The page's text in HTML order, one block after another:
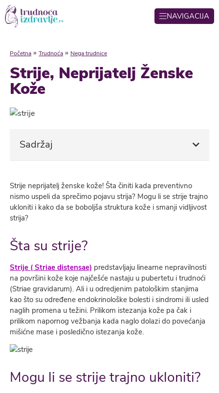
NAVIGACIJA
Početna » Trudnoća » Nega trudnice
Strije, Neprijatelj Ženske
Kože
Sadržaj
Strije neprijatelj ženske kože! Šta činiti kada preventivno
nismo uspeli da sprečimo pojavu strija? Mogu li se strije trajno
ukloniti i kako da se boboljša struktura kože i smanji vidljivost
strija?
Šta su strije?
Strije ( Striae distensae) predstavljaju linearne nepravilnosti
na površini kože koje najčešće nastaju u pubertetu i trudnoći
(Striae gravidarum). Ali i u odredjenim patološkim stanjima
kao što su određene endokrinološke bolesti i sindromi ili usled
naglih promena u težini. Prilikom istezanja kože pa čak i
prilikom napornog vežbanja kada naglo dolazi do povećanja
mišićne mase i posledično istezanja kože.
Mogu li se strije trajno ukloniti?